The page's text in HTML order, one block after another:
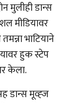
मुलीही डान्स
मीडियावर
भाटियाने
हुक स्टेप
केला.
डान्स मूव्ह्ज